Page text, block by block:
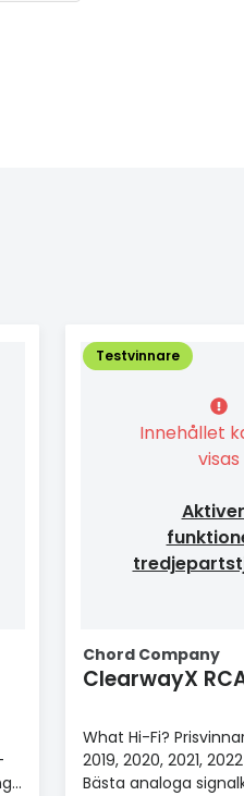
Testvinnare
Innehållet
visas
Chord Company
ClearwayX
What Hi-Fi?
2019, 2020, 2021,
Bästa analoga